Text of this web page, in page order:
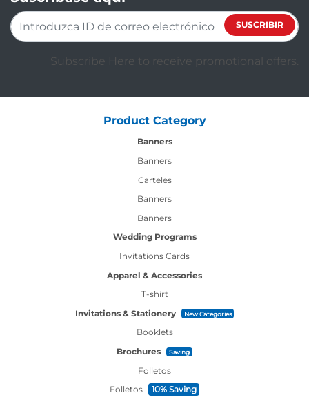
SUSCRIBIR
Subscribe Here to receive promotional offers.
Product Category
Banners
Banners
Carteles
Banners
Banners
Wedding Programs
Invitations Cards
Apparel & Accessories
T-shirt
Invitations & Stationery
New Categories
Booklets
Brochures
Saving
Folletos
Folletos
10% Saving